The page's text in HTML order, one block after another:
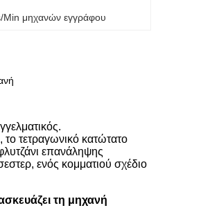
Min μηχανών εγγράφου
το τετραγωνικό κατώτατο
επανάληψης
ενός κομματιού σχέδιο
τη μηχανή